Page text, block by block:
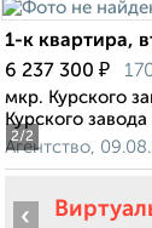
2/2
1-к квартира,
6 237 300 ₽
мкр. Курского
Курского
Агентство,
‹